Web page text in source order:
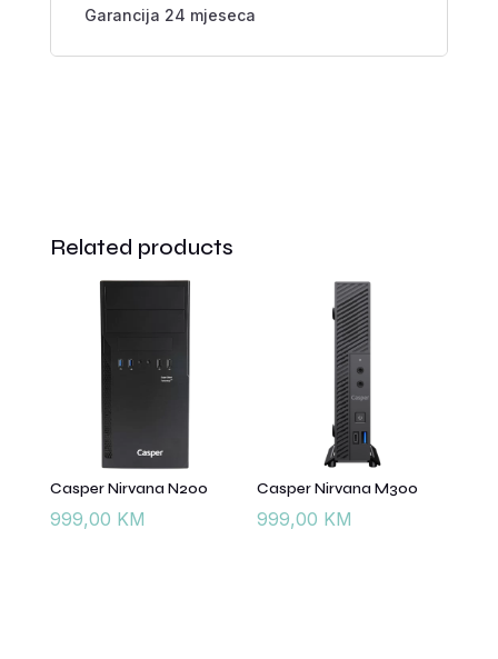
Garancija 24 mjeseca
Related products
Casper Nirvana N200
999,00 KM
Casper Nirvana M300
999,00 KM